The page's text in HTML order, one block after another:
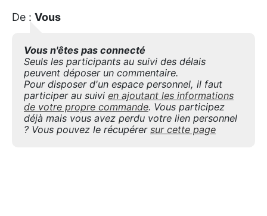
De : Vous
Vous n'êtes pas connecté
Seuls les participants au suivi des délais
peuvent déposer un commentaire.
Pour disposer d'un espace personnel, il faut
participer au suivi en ajoutant les informations
de votre propre commande. Vous participez
déjà mais vous avez perdu votre lien personnel
? Vous pouvez le récupérer sur cette page